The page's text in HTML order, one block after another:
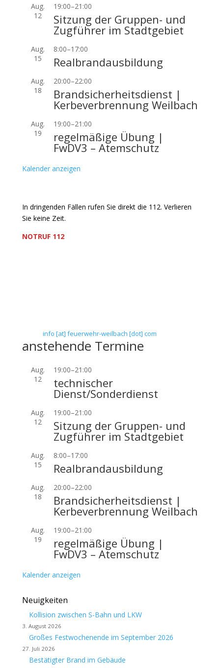
Aug.
12
19:00–21:00
Sitzung der Gruppen- und
Zugführer im Stadtgebiet
Aug.
15
8:00–17:00
Realbrandausbildung
Aug.
18
20:00–22:00
Brandsicherheitsdienst |
Kerbeverbrennung Weilbach
Aug.
19
19:00–21:00
regelmäßige Übung |
FwDV3 – Atemschutz
Kalender anzeigen
In dringenden Fällen rufen Sie direkt die 112. Verlieren
Sie keine Zeit.
NOTRUF 112
info [at] feuerwehr-weilbach [dot] com
anstehende Termine
Aug.
12
19:00–21:00
technischer
Dienst/Sonderdienst
Aug.
12
19:00–21:00
Sitzung der Gruppen- und
Zugführer im Stadtgebiet
Aug.
15
8:00–17:00
Realbrandausbildung
Aug.
18
20:00–22:00
Brandsicherheitsdienst |
Kerbeverbrennung Weilbach
Aug.
19
19:00–21:00
regelmäßige Übung |
FwDV3 – Atemschutz
Kalender anzeigen
Neuigkeiten
Kollision zwischen S-Bahn und LKW
3. August 2026
Großes Festwochenende im September 2026
27. Juli 2026
Bestätigter Brand im Gebäude